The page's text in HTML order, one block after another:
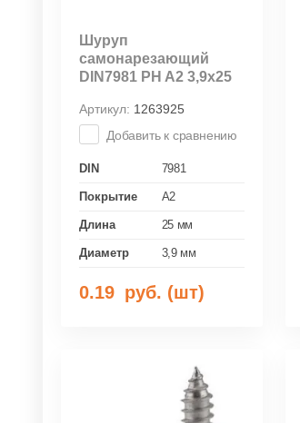
Шуруп
самонарезающий
DIN7981 PH A2 3,9x25
Артикул: 1263925
Добавить к сравнению
DIN 7981
Покрытие A2
Длина 25 мм
Диаметр 3,9 мм
0.19 руб. (шт)